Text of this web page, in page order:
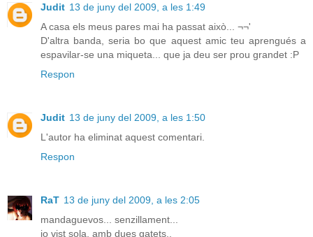
Judit 13 de juny del 2009, a les 1:49
A casa els meus pares mai ha passat això... ¬¬'
D'altra banda, seria bo que aquest amic teu aprengués a
espavilar-se una miqueta... que ja deu ser prou grandet :P
Respon
Judit 13 de juny del 2009, a les 1:50
L'autor ha eliminat aquest comentari.
Respon
RaT 13 de juny del 2009, a les 2:05
mandaguevos... senzillament...
jo vist sola, amb dues gatets..